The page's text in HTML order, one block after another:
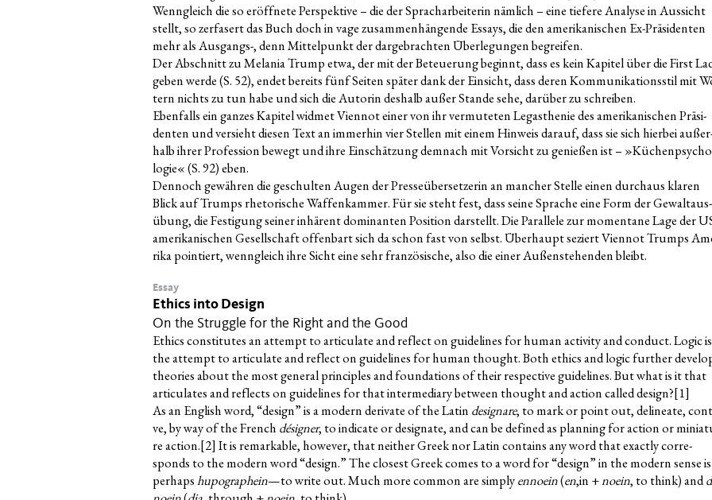
Wenn­gleich die so eröff­ne­te Per­spek­ti­ve – die der Sprach­ar­bei­te­rin näm­lich – eine tie­fe­re Ana­ly­se in Aus­sicht
stellt, so zer­fa­sert das Buch doch in vage zusam­men­hän­gen­de Essays, die den ame­ri­ka­ni­schen Ex-Prä­si­den­ten
mehr als Aus­gangs-, denn Mit­tel­punkt der dar­ge­brach­ten Über­le­gun­gen begreifen.
Der Abschnitt zu Mela­nia Trump etwa, der mit der Beteue­rung beginnt, dass es kein Kapi­tel über die First
geben wer­de (S. 52), endet bereits fünf Sei­ten spä­ter dank der Ein­sicht, dass deren Kom­mu­ni­ka­ti­ons­stil mit
tern nichts zu tun habe und sich die Autorin des­halb außer Stan­de sehe, dar­über zu schreiben.
Eben­falls ein gan­zes Kapi­tel wid­met Vien­not einer von ihr ver­mu­te­ten Leg­asthe­nie des ame­ri­ka­ni­schen Prä­si­
den­ten und ver­sieht die­sen Text an immer­hin vier Stel­len mit einem Hin­weis dar­auf, dass sie sich hier­bei
halb ihrer Pro­fes­si­on bewegt und ihre Ein­schät­zung dem­nach mit Vor­sicht zu genie­ßen ist –
lo­gie« (S. 92) eben.
Den­noch gewäh­ren die geschul­ten Augen der Pres­se­über­set­ze­rin an man­cher Stel­le einen durch­aus kla­ren
Blick auf Trumps rhe­to­ri­sche Waf­fen­kam­mer. Für sie steht fest, dass sei­ne Spra­che eine Form der Gewalt­aus­
übung, die Fes­ti­gung sei­ner inhä­rent domi­nan­ten Posi­ti­on dar­stellt. Die Par­al­le­le zur momen­ta­ne Lage der
ame­ri­ka­ni­schen Gesell­schaft offen­bart sich da schon fast von selbst. Über­haupt seziert Vien­not Trumps
ri­ka poin­tiert, wenn­gleich ihre Sicht eine sehr fran­zö­si­sche, also die einer Außen­ste­hen­den bleibt.
Essay
Ethics into Design
On the Struggle for the Right and the Good
Ethics con­sti­tu­tes an attempt to arti­cu­la­te and reflect on gui­de­lines for human acti­vi­ty and con­duct. Logic is
the attempt to arti­cu­la­te and reflect on gui­de­lines for human thought. Both ethics and logic fur­ther
theo­ries about the most gene­ral prin­ci­ples and foun­da­ti­ons of their respec­ti­ve gui­de­lines. But what is it that
arti­cu­la­tes and reflects on gui­de­lines for that inter­me­dia­ry bet­ween thought and action cal­led design?[1]
As an Eng­lish word, “design” is a modern deri­va­te of the Latin designa­re, to mark or point out, delinea­te,
ve, by way of the French dési­gner, to indi­ca­te or desi­gna­te, and can be defi­ned as plan­ning for action or
re action.[2] It is remar­kab­le, howe­ver, that neither Greek nor Latin con­ta­ins any word that exact­ly cor­re­
sponds to the modern word “design.” The clo­sest Greek comes to a word for “design” in the modern sen­se is
per­hapshupo­graphein—to wri­te out. Much more com­mon are sim­plyenno­ein(en,in +noein, to think) and